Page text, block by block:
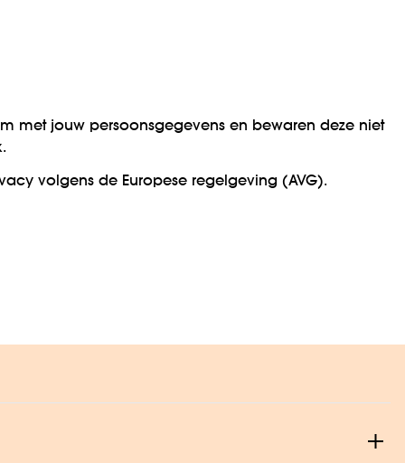
met jouw persoonsgegevens en bewaren deze niet
volgens de Europese regelgeving (AVG).